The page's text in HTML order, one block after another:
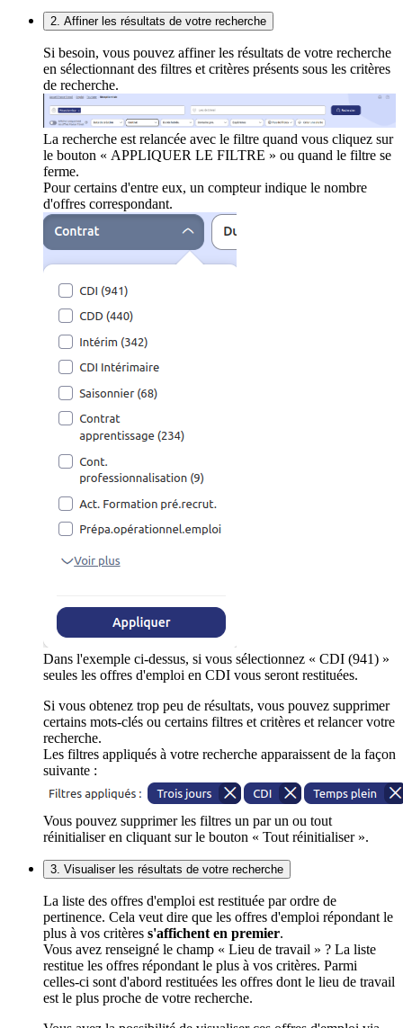
2. Affiner les résultats de votre recherche
Si besoin, vous pouvez affiner les résultats de votre recherche
en sélectionnant des filtres et critères présents sous les critères
de recherche.
La recherche est relancée avec le filtre quand vous cliquez sur
le bouton « APPLIQUER LE FILTRE » ou quand le filtre se
ferme.
Pour certains d'entre eux, un compteur indique le nombre
d'offres correspondant.
Dans l'exemple ci-dessus, si vous sélectionnez « CDI (941) »
seules les offres d'emploi en CDI vous seront restituées.
Si vous obtenez trop peu de résultats, vous pouvez supprimer
certains mots-clés ou certains filtres et critères et relancer votre
recherche.
Les filtres appliqués à votre recherche apparaissent de la façon
suivante :
Vous pouvez supprimer les filtres un par un ou tout
réinitialiser en cliquant sur le bouton « Tout réinitialiser ».
3. Visualiser les résultats de votre recherche
La liste des offres d'emploi est restituée par ordre de
pertinence. Cela veut dire que les offres d'emploi répondant le
plus à vos critères s'affichent en premier.
Vous avez renseigné le champ « Lieu de travail » ? La liste
restitue les offres répondant le plus à vos critères. Parmi
celles-ci sont d'abord restituées les offres dont le lieu de travail
est le plus proche de votre recherche.